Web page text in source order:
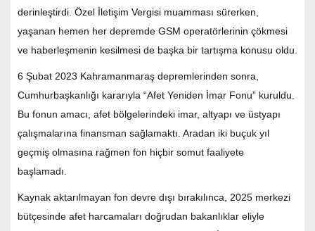
derinleştirdi. Özel İletişim Vergisi muamması sürerken,
yaşanan hemen her depremde GSM operatörlerinin çökmesi
ve haberleşmenin kesilmesi de başka bir tartışma konusu oldu.
6 Şubat 2023 Kahramanmaraş depremlerinden sonra,
Cumhurbaşkanlığı kararıyla “Afet Yeniden İmar Fonu” kuruldu.
Bu fonun amacı, afet bölgelerindeki imar, altyapı ve üstyapı
çalışmalarına finansman sağlamaktı. Aradan iki buçuk yıl
geçmiş olmasına rağmen fon hiçbir somut faaliyete
başlamadı.
Kaynak aktarılmayan fon devre dışı bırakılınca, 2025 merkezi
bütçesinde afet harcamaları doğrudan bakanlıklar eliyle